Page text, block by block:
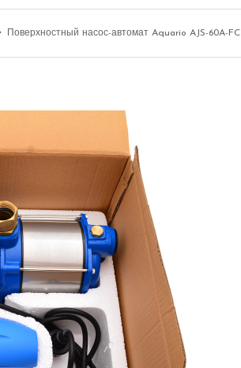
Поверхностный насос-автомат Aquario AJS-60A-FC